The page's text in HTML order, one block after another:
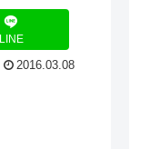
LINE
2016.03.08